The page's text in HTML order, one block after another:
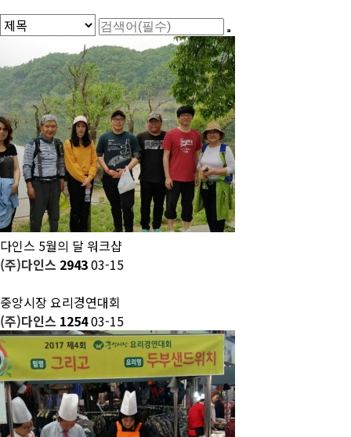
다인스 5월의 달 워크샵
(주)다인스 294303-15
중앙시장 요리경연대회
(주)다인스 125403-15